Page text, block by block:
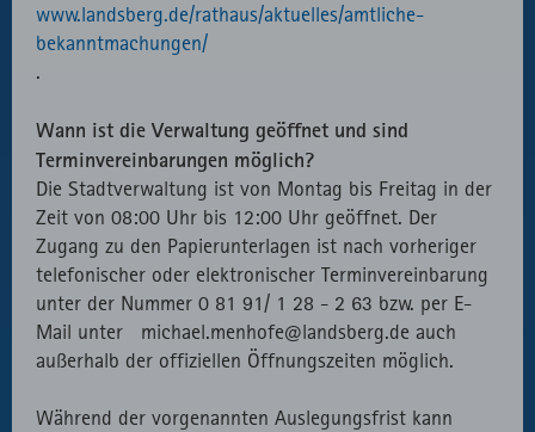
www.landsberg.de/rathaus/aktuelles/amtliche-
bekanntmachungen/
.
Wann ist die Verwaltung geöffnet und sind
Terminvereinbarungen möglich?
Die Stadtverwaltung ist von Montag bis Freitag in der
Zeit von 08:00 Uhr bis 12:00 Uhr geöffnet. Der
Zugang zu den Papierunterlagen ist nach vorheriger
telefonischer oder elektronischer Terminvereinbarung
unter der Nummer 0 81 91/ 1 28 - 2 63 bzw. per E-
Mail unter michael.menhofe@landsberg.de auch
außerhalb der offiziellen Öffnungszeiten möglich.
Während der vorgenannten Auslegungsfrist kann